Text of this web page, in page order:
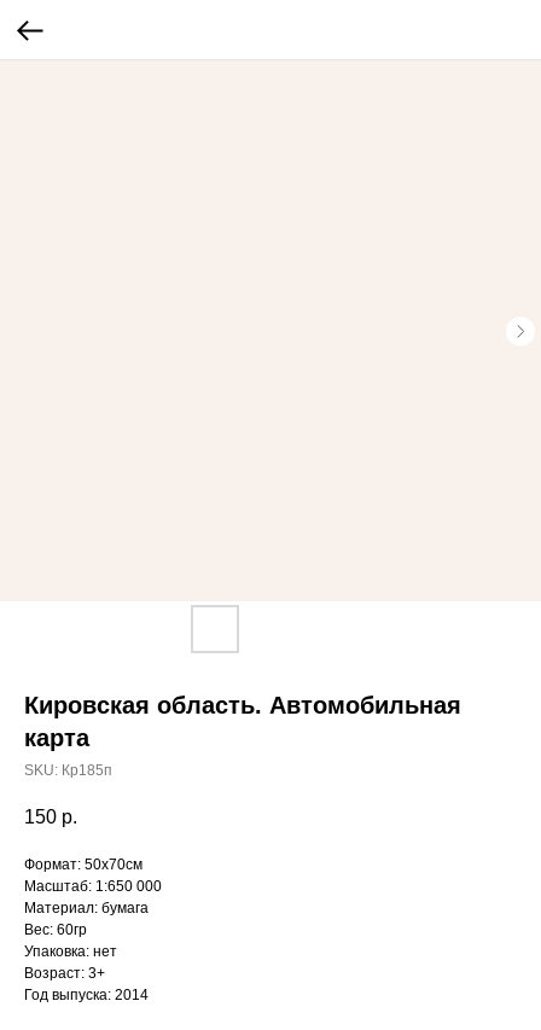
Кировская область. Автомобильная
карта
SKU: Кр185п
150 р.
Формат: 50х70см
Масштаб: 1:650 000
Материал: бумага
Вес: 60гр
Упаковка: нет
Возраст: 3+
Год выпуска: 2014